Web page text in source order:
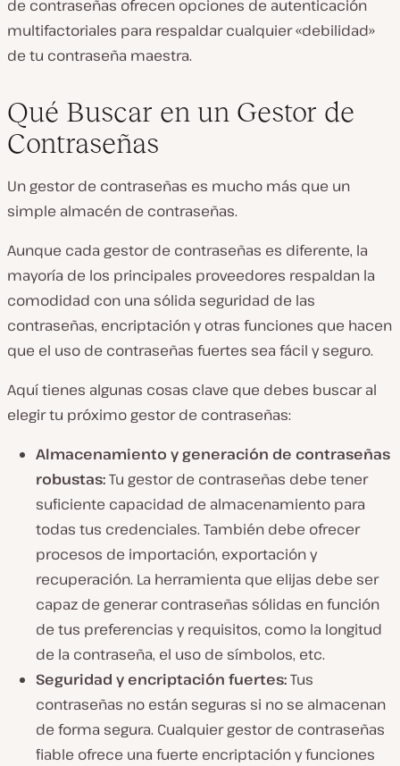
de contraseñas ofrecen opciones de autenticación
multifactoriales para respaldar cualquier «debilidad»
de tu contraseña maestra.
Qué Buscar en un Gestor de
Contraseñas
Un gestor de contraseñas es mucho más que un
simple almacén de contraseñas.
Aunque cada gestor de contraseñas es diferente, la
mayoría de los principales proveedores respaldan la
comodidad con una sólida seguridad de las
contraseñas, encriptación y otras funciones que hacen
que el uso de contraseñas fuertes sea fácil y seguro.
Aquí tienes algunas cosas clave que debes buscar al
elegir tu próximo gestor de contraseñas:
Almacenamiento y generación de contraseñas
robustas:Tu gestor de contraseñas debe tener
suficiente capacidad de almacenamiento para
todas tus credenciales. También debe ofrecer
procesos de importación, exportación y
recuperación. La herramienta que elijas debe ser
capaz de generar contraseñas sólidas en función
de tus preferencias y requisitos, como la longitud
de la contraseña, el uso de símbolos, etc.
Seguridad y encriptación fuertes:Tus
contraseñas no están seguras si no se almacenan
de forma segura. Cualquier gestor de contraseñas
fiable ofrece una fuerte encriptación y funciones